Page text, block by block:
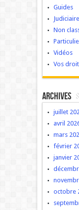
Guides
Judiciaire
Non
Vidéos
Vos
Archives
juillet
avril
mars
février
janvier
octobre